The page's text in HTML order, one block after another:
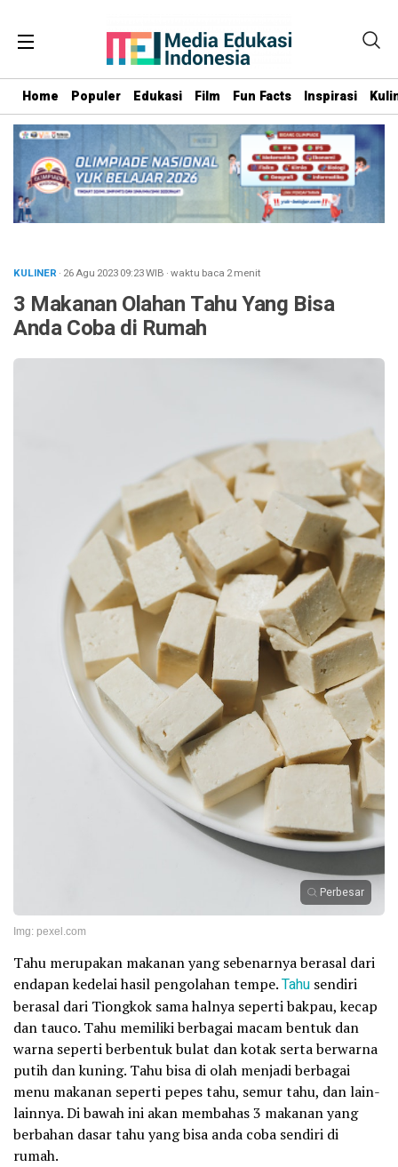
Home Populer Edukasi Film Fun Facts Inspirasi
KULINER · 26 Agu 202309:23WIB ·waktu baca 2 menit
3 Makanan Olahan Tahu Yang Bisa
Anda Coba di Rumah
Perbesar
Img: pexel.com
Tahu merupakan makanan yang sebenarnya berasal dari
endapan kedelai hasil pengolahan tempe.Tahu sendiri
berasal dari Tiongkok sama halnya seperti bakpau, kecap
dan tauco. Tahu memiliki berbagai macam bentuk dan
warna seperti berbentuk bulat dan kotak serta berwarna
putih dan kuning. Tahu bisa di olah menjadi berbagai
menu makanan seperti pepes tahu, semur tahu, dan lain-
lainnya. Di bawah ini akan membahas 3 makanan yang
berbahan dasar tahu yang bisa anda coba sendiri di
rumah.